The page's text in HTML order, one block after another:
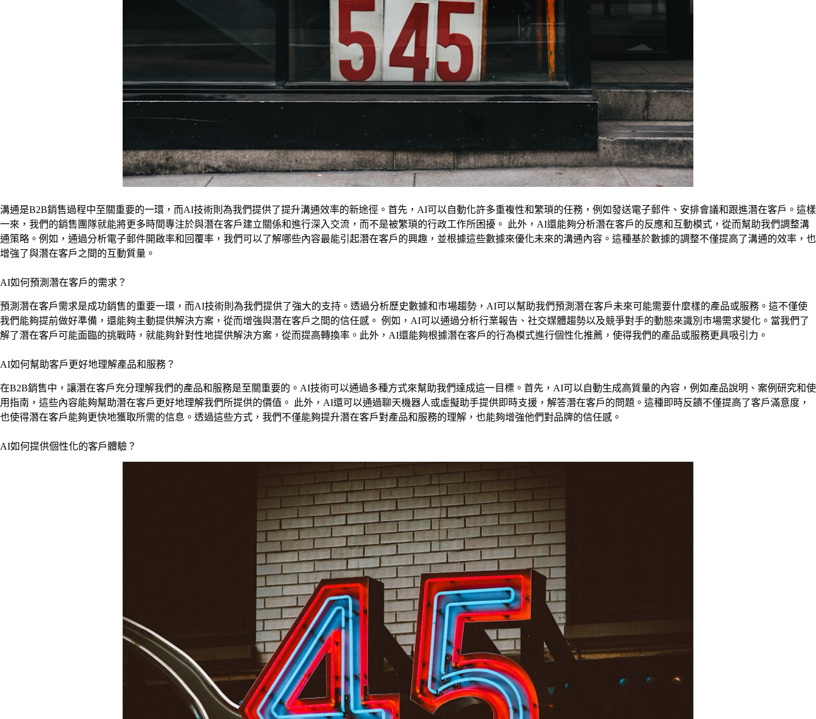
溝通是B2B銷售過程中至關重要的一環，而AI技術則為我們提供了提升溝通效率的新途徑。首先，AI可以自動化許多重複性和繁瑣的任務，例如發送電子郵件、安排會議和跟進潛在客戶。這樣
一來，我們的銷售團隊就能將更多時間專注於與潛在客戶建立關係和進行深入交流，而不是被繁瑣的行政工作所困擾。 此外，AI還能夠分析潛在客戶的反應和互動模式，從而幫助我們調整溝
通策略。例如，通過分析電子郵件開啟率和回覆率，我們可以了解哪些內容最能引起潛在客戶的興趣，並根據這些數據來優化未來的溝通內容。這種基於數據的調整不僅提高了溝通的效率，也
增強了與潛在客戶之間的互動質量。
AI如何預測潛在客戶的需求？
預測潛在客戶需求是成功銷售的重要一環，而AI技術則為我們提供了強大的支持。透過分析歷史數據和市場趨勢，AI可以幫助我們預測潛在客戶未來可能需要什麼樣的產品或服務。這不僅使
我們能夠提前做好準備，還能夠主動提供解決方案，從而增強與潛在客戶之間的信任感。 例如，AI可以通過分析行業報告、社交媒體趨勢以及競爭對手的動態來識別市場需求變化。當我們了
解了潛在客戶可能面臨的挑戰時，就能夠針對性地提供解決方案，從而提高轉換率。此外，AI還能夠根據潛在客戶的行為模式進行個性化推薦，使得我們的產品或服務更具吸引力。
AI如何幫助客戶更好地理解產品和服務？
在B2B銷售中，讓潛在客戶充分理解我們的產品和服務是至關重要的。AI技術可以通過多種方式來幫助我們達成這一目標。首先，AI可以自動生成高質量的內容，例如產品說明、案例研究和使
用指南，這些內容能夠幫助潛在客戶更好地理解我們所提供的價值。 此外，AI還可以通過聊天機器人或虛擬助手提供即時支援，解答潛在客戶的問題。這種即時反饋不僅提高了客戶滿意度，
也使得潛在客戶能夠更快地獲取所需的信息。透過這些方式，我們不僅能夠提升潛在客戶對產品和服務的理解，也能夠增強他們對品牌的信任感。
AI如何提供個性化的客戶體驗？